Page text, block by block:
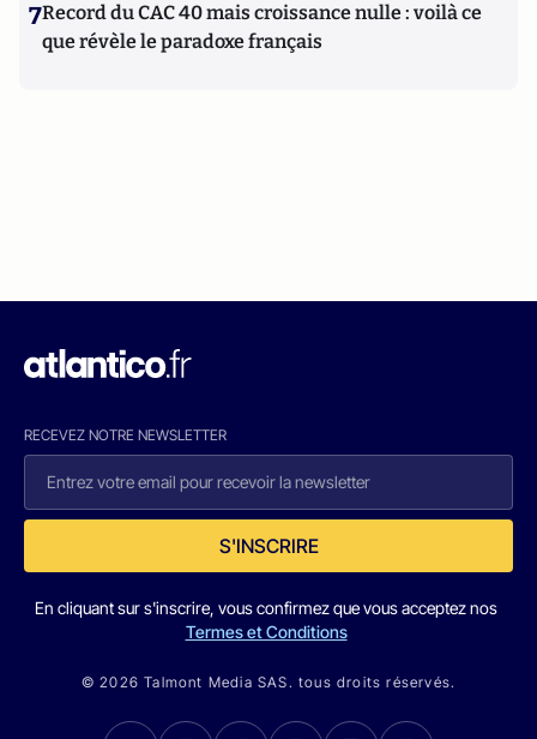
7Record du CAC 40 mais croissance nulle : voilà ce
que révèle le paradoxe français
RECEVEZ NOTRE NEWSLETTER
S'INSCRIRE
En cliquant sur s'inscrire, vous confirmez que vous acceptez nos
Termes et Conditions
© 2026 Talmont Media SAS. tous droits réservés.